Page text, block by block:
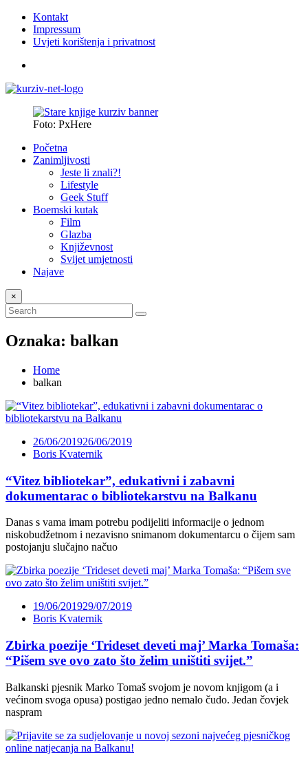
Kontakt
Impressum
Uvjeti korištenja i privatnost
Foto: PxHere
Početna
Zanimljivosti
Jeste li znali?!
Lifestyle
Geek Stuff
Boemski kutak
Film
Glazba
Književnost
Svijet umjetnosti
Najave
×
Oznaka: balkan
Home
balkan
26/06/201926/06/2019
Boris Kvaternik
“Vitez bibliotekar”, edukativni i zabavni
dokumentarac o bibliotekarstvu na Balkanu
Danas s vama imam potrebu podijeliti informacije o jednom
niskobudžetnom i nezavisno snimanom dokumentarcu o čijem sam
postojanju slučajno načuo
19/06/201929/07/2019
Boris Kvaternik
Zbirka poezije ‘Trideset deveti maj’ Marka Tomaša:
“Pišem sve ovo zato što želim uništiti svijet.”
Balkanski pjesnik Marko Tomaš svojom je novom knjigom (a i
većinom svoga opusa) postigao jedno nemalo čudo. Jedan čovjek
naspram